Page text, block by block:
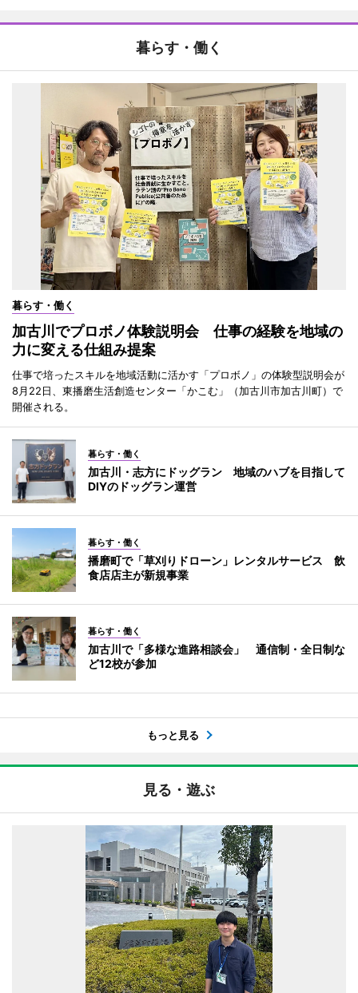
暮らす・働く
暮らす・働く
加古川でプロボノ体験説明会 仕事の経験を地域の
力に変える仕組み提案
仕事で培ったスキルを地域活動に活かす「プロボノ」の体験型説明会が
8月22日、東播磨生活創造センター「かこむ」（加古川市加古川町）で
開催される。
暮らす・働く
加古川・志方にドッグラン 地域のハブを目指して
DIYのドッグラン運営
暮らす・働く
播磨町で「草刈りドローン」レンタルサービス 飲
食店店主が新規事業
暮らす・働く
加古川で「多様な進路相談会」 通信制・全日制な
ど12校が参加
もっと見る
見る・遊ぶ